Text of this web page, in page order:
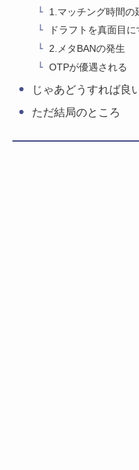
1.マッチング時間の
ドラフトを真面目
2.メタBANの発生
OTPが優遇される
じゃあどうすれば良
ただ結局のところ